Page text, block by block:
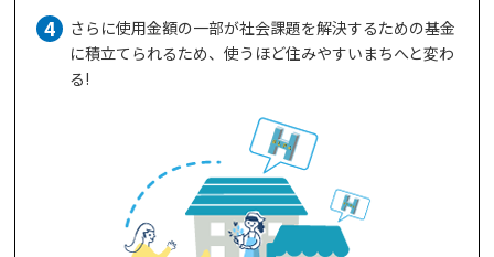
さらに使用金額の一部が社会課題を解決するための基金
に積立てられるため、使うほど住みやすいまちへと変わ
る!